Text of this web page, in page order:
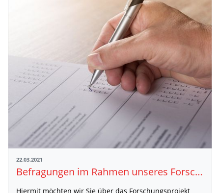
22.03.2021
Befragungen im Rahmen unseres Forschungsprojekts „SicherImSport“
Hiermit möchten wir Sie über das Forschungsprojekt